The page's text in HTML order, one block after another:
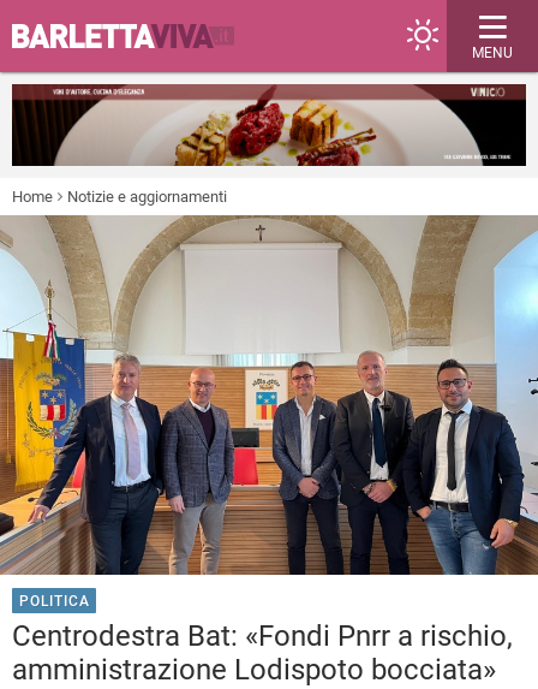
MENU
Home Notizie e aggiornamenti
POLITICA
Centrodestra Bat: «Fondi Pnrr a rischio,
amministrazione Lodispoto bocciata»